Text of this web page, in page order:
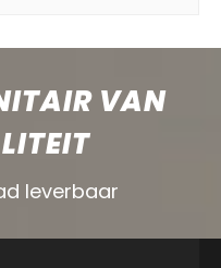
VAN
leverbaar